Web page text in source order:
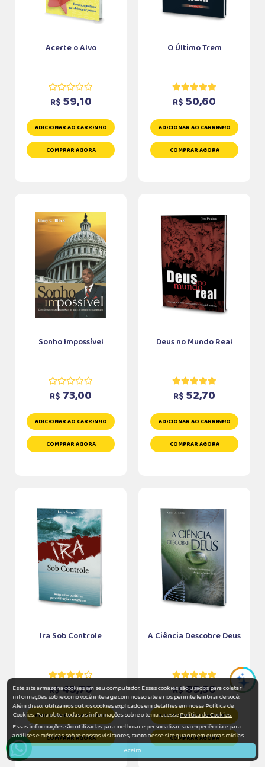
Acerte o Alvo
R$ 59,10
ADICIONAR AO CARRINHO
COMPRAR AGORA
O Último Trem
R$ 50,60
ADICIONAR AO CARRINHO
COMPRAR AGORA
Sonho Impossível
R$ 73,00
ADICIONAR AO CARRINHO
COMPRAR AGORA
Deus no Mundo Real
R$ 52,70
ADICIONAR AO CARRINHO
COMPRAR AGORA
Ira Sob Controle
R$45,70
ADICIONAR AO CARRINHO
COMPRAR AGORA
A Ciência Descobre Deus
R$89,50
ADICIONAR AO CARRINHO
COMPRAR AGORA
Este site armazena cookies em seu computador. Esses cookies são usados para coletar
informações sobre como você interage com nosso site e nos permite lembrar de você.
Além disso, utilizamos outros cookies explicados em detalhes em nossa Política de
Cookies. Para obter todas as informações sobre o tema, acessePolítica de Cookies.
Essas informações são utilizadas para melhorar e personalizar sua experiência e para
análises e métricas sobre nossos visitantes, tanto nesse site quanto em outras mídias.
Aceito